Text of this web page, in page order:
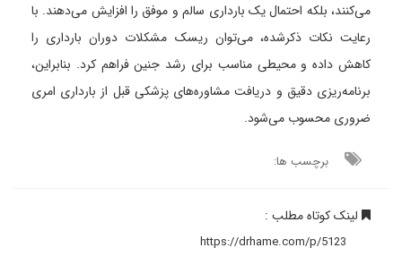
می‌کنند، بلکه احتمال یک بارداری سالم و موفق را افزایش می‌دهند. با
رعایت نکات ذکرشده، می‌توان ریسک مشکلات دوران بارداری را
کاهش داده و محیطی مناسب برای رشد جنین فراهم کرد. بنابراین،
برنامه‌ریزی دقیق و دریافت مشاوره‌های پزشکی قبل از بارداری امری
ضروری محسوب می‌شود.
برچسب ها:
لینک کوتاه مطلب :